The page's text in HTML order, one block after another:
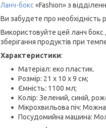
Ланч-бокс «Fashion» з
Ви забудете про необхідність
Використовуйте цей ланч бокс
зберігання продуктів при
Характеристики:
Матеріал: еко пластик.
Розмір: 21 х 10 х 9 см;
Ємність: 1100 мл;
Колір: Зелений, синій,
Мікрохвильова піч:
Посудомийна машина: